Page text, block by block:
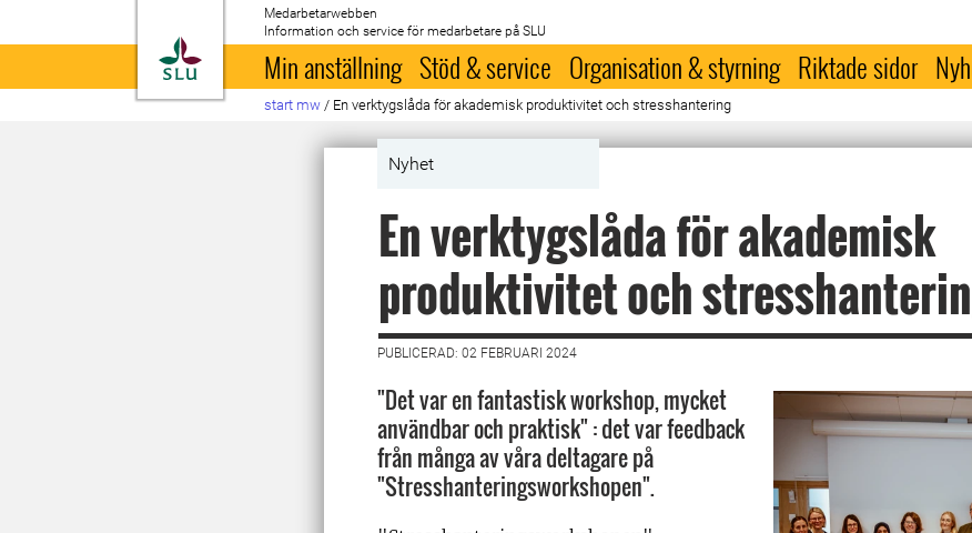
Till startsida
Medarbetarwebben
Information och service för medarbetare på SLU
Min anställning Stöd & service Organisation & styrning Riktade sidor
start mw / En verktygslåda för akademisk produktivitet och stresshantering
Nyhet
En verktygslåda för akademisk
produktivitet och
PUBLICERAD: 02 FEBRUARI 2024
"Det var en fantastisk workshop, mycket
användbar och praktisk" : det var feedback
från många av våra deltagare på
"Stresshanteringsworkshopen".